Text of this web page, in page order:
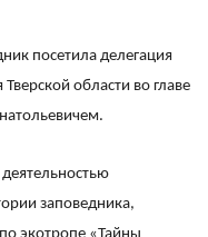
посетила делегация
области во главе
заповедника,